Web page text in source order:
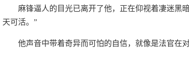
麻锋逼人的目光已离开了他，正在仰视着凄迷黑
天可活。”
他声音中带着奇异而可怕的自信，就像是法官在